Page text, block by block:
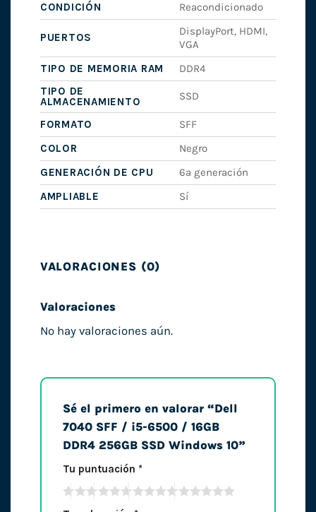
CONDICIÓN
Reacondicionado
PUERTOS
DisplayPort, HDMI,
VGA
TIPO DE MEMORIA RAM
DDR4
TIPO DE
ALMACENAMIENTO
SSD
FORMATO
SFF
COLOR
Negro
GENERACIÓN DE CPU
6ª generación
AMPLIABLE
Sí
VALORACIONES (0)
Valoraciones
No hay valoraciones aún.
Sé el primero en valorar “Dell
7040 SFF / i5-6500 / 16GB
DDR4 256GB SSD Windows 10”
Tu puntuación *